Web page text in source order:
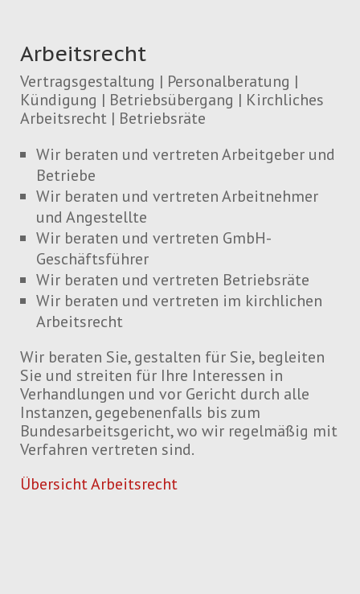
Arbeitsrecht
Vertragsgestaltung | Personalberatung |
Kündigung | Betriebsübergang | Kirchliches
Arbeitsrecht | Betriebsräte
Wir beraten und vertreten Arbeitgeber und
Betriebe
Wir beraten und vertreten Arbeitnehmer
und Angestellte
Wir beraten und vertreten GmbH-
Geschäftsführer
Wir beraten und vertreten Betriebsräte
Wir beraten und vertreten im kirchlichen
Arbeitsrecht
Wir beraten Sie, gestalten für Sie, begleiten
Sie und streiten für Ihre Interessen in
Verhandlungen und vor Gericht durch alle
Instanzen, gegebenenfalls bis zum
Bundesarbeitsgericht, wo wir regelmäßig mit
Verfahren vertreten sind.
Übersicht Arbeitsrecht